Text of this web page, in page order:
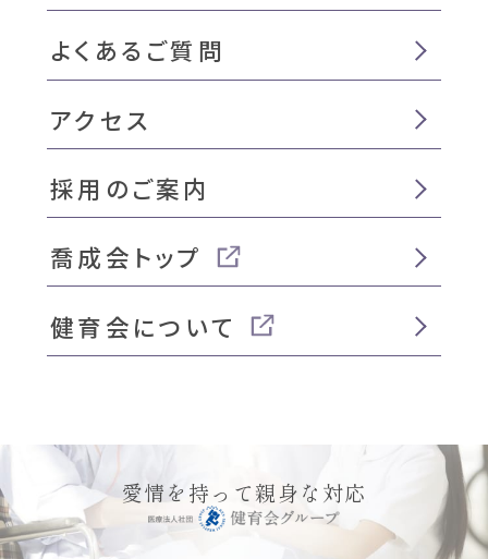
よくあるご質問
アクセス
採用のご案内
喬成会トップ
健育会について
愛情を持って親身な対応